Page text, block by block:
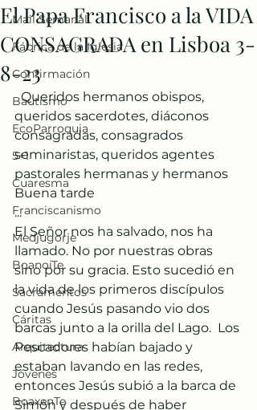
Mail Semanal
Fábrica de la Iglesia
Confirmación
Bautismo
EcoParroquia
5+1
Cuaresma
Franciscanismo
Medjugorje
BoanoiTe
Sacramentos
Cáritas
Arquitectura
Jóvenes
BoaxenTe
El Papa Francisco a la VIDA
CONSAGRADA en Lisboa 3-
8-23
  Queridos hermanos obispos,
queridos sacerdotes, diáconos
consagradas, consagrados
seminaristas, queridos agentes
pastorales hermanas y hermanos
Buena tarde
...
El Señor nos ha salvado, nos ha
llamado. No por nuestras obras
sino por su gracia. Esto sucedió en
la vida de los primeros discípulos
cuando Jesús pasando vio dos
barcas junto a la orilla del Lago.  Los
Pescadores habían bajado y
estaban lavando en las redes,
entonces Jesús subió a la barca de
Simón y después de haber